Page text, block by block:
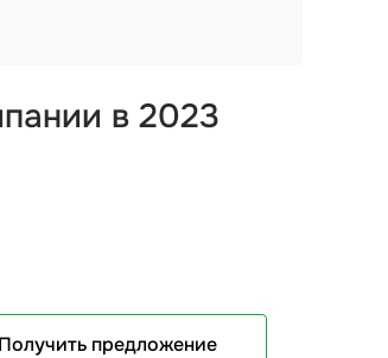
в 2023
Получить предложение